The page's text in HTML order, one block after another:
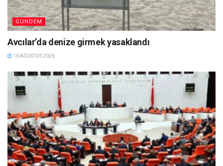
GÜNDEM
Avcılar’da denize girmek yasaklandı
10 AĞUSTOS 2026